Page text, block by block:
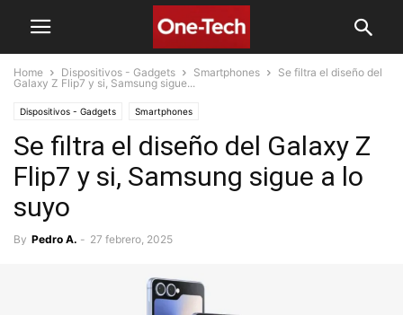
Home Dispositivos - Gadgets Smartphones
Se filtra el diseño del
Galaxy Z Flip7 y si, Samsung sigue...
Dispositivos - Gadgets Smartphones
Se filtra el diseño del Galaxy Z
Flip7 y si, Samsung sigue a lo
suyo
By Pedro A. - 27 febrero, 2025